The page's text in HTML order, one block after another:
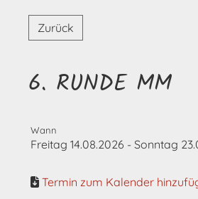
Zurück
6. RUNDE MM
Wann
Freitag 14.08.2026 - Sonntag
Termin zum Kalender